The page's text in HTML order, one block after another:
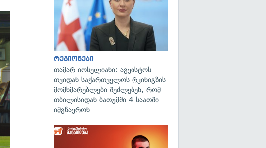
რეგიონები
თამარ იოსელიანი: აგვისტოს
თვიდან საქართველოს რკინიგზის
მომხმარებლები შეძლებენ, რომ
თბილისიდან ბათუმში 4 საათში
იმგზავრონ